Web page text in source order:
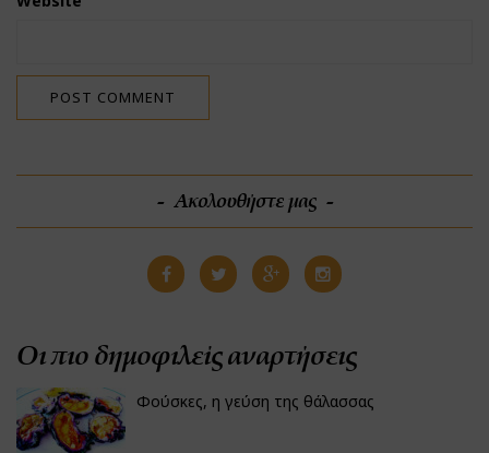
Ακολουθήστε μας
Οι πιο δημοφιλείς αναρτήσεις
Φούσκες, η γεύση της θάλασσας